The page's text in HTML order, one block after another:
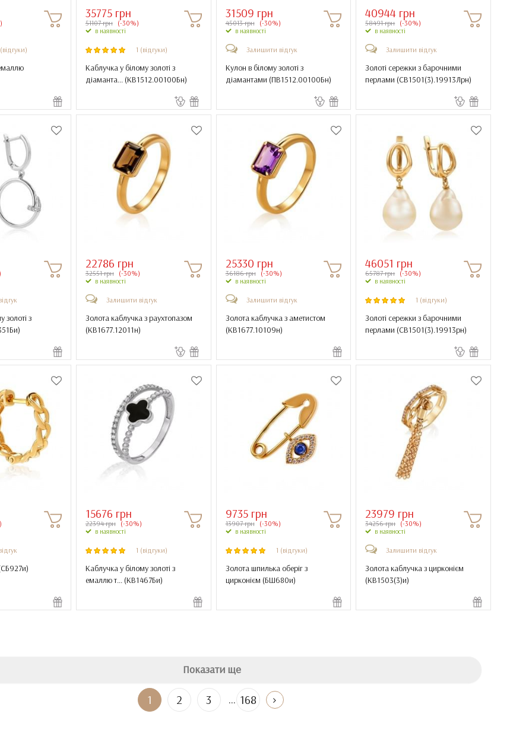
35775 грн
51107 грн (-30%)
в наявності
1 (відгуки)
Каблучка у білому золоті з
діаманта... (КВ1512.00100Бн)
31509 грн
45013 грн (-30%)
в наявності
Залишити відгук
Кулон в білому золоті з
діамантами (ПВ1512.00100Бн)
40944 грн
58491 грн (-30%)
в наявності
Залишити відгук
Золоті сережки з барочними
перлами (СВ1501(3).19913Лрн)
золоті з
)
22786 грн
32551 грн (-30%)
в наявності
Залишити відгук
Золота каблучка з раухтопазом
(КВ1677.12011н)
25330 грн
36186 грн (-30%)
в наявності
Залишити відгук
Золота каблучка з аметистом
(КВ1677.10109н)
46051 грн
65787 грн (-30%)
в наявності
1 (відгуки)
Золоті сережки з барочними
перлами (СВ1501(3).19913рн)
СБ927и)
15676 грн
22394 грн (-30%)
в наявності
1 (відгуки)
Каблучка у білому золоті з
емаллю т... (КВ1467Би)
9735 грн
13907 грн (-30%)
в наявності
1 (відгуки)
Золота шпилька оберіг з
цирконієм (БШ680и)
23979 грн
34256 грн (-30%)
в наявності
Залишити відгук
Золота каблучка з цирконієм
(КВ1503(3)и)
Показати ще
1 2 3 ... 168